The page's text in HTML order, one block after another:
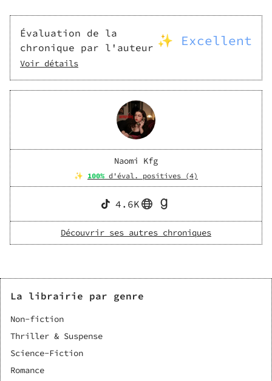
Évaluation de la
chronique par l'auteur ✨ Excellent
Voir détails
Naomi Kfg
✨ 100% d'éval. positives (4)
4.6K
Découvrir ses autres chroniques
La librairie par genre
Non-fiction
Thriller & Suspense
Science-Fiction
Romance